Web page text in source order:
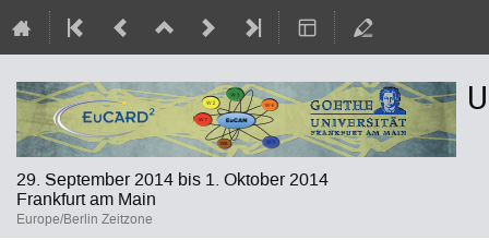
29. September 2014 bis 1. Oktober 2014
Frankfurt am Main
Europe/Berlin Zeitzone